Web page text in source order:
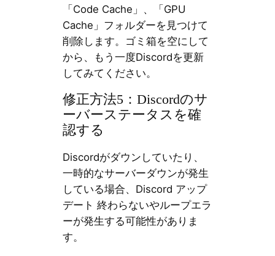
「Code Cache」、「GPU
Cache」フォルダーを見つけて
削除します。ゴミ箱を空にして
から、もう一度Discordを更新
してみてください。
修正方法5：Discordのサ
ーバーステータスを確
認する
Discordがダウンしていたり、
一時的なサーバーダウンが発生
している場合、Discord アップ
デート 終わらないやループエラ
ーが発生する可能性がありま
す。